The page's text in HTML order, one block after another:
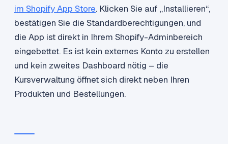
im Shopify App Store. Klicken Sie auf „Installieren“,
bestätigen Sie die Standardberechtigungen, und
die App ist direkt in Ihrem Shopify-Adminbereich
eingebettet. Es ist kein externes Konto zu erstellen
und kein zweites Dashboard nötig – die
Kursverwaltung öffnet sich direkt neben Ihren
Produkten und Bestellungen.